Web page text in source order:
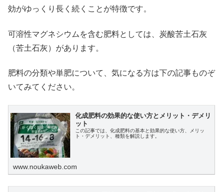
効がゆっくり長く続くことが特徴です。
可溶性マグネシウムを含む肥料としては、炭酸苦土石灰
（苦土石灰）があります。
肥料の分類や単肥について、気になる方は下の記事ものぞ
いてみてください。
化成肥料の効果的な使い方とメリット・デメリ
ット
この記事では、化成肥料の基本と効果的な使い方、メリッ
ト・デメリット、種類を解説します。
www.noukaweb.com